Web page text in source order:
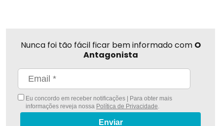
Nunca foi tão fácil ficar bem informado com O
Antagonista
Eu concordo em receber notificações | Para obter mais
informações reveja nossa Política de Privacidade.
Enviar